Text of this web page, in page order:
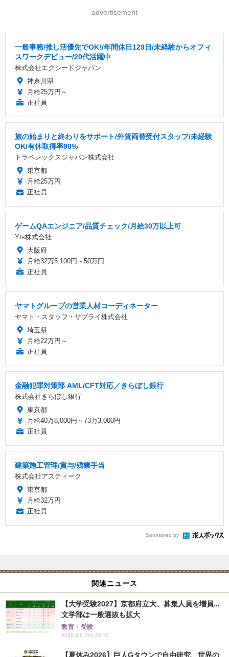
advertisement
一般事務/推し活優先でOK!/年間休日129日/未経験からオフィ
スワークデビュー/20代活躍中
株式会社エクシードジャパン
神奈川県
月給25万円～
正社員
旅の始まりと終わりをサポート/外貨両替受付スタッフ/未経験
OK/有休取得率90%
トラベレックスジャパン株式会社
東京都
月給25万円
正社員
ゲームQAエンジニア/品質チェック/月給30万以上可
Yts株式会社
大阪府
月給32万5,100円～50万円
正社員
ヤマトグループの営業人材コーディネーター
ヤマト・スタッフ・サプライ株式会社
埼玉県
月給22万円～
正社員
金融犯罪対策部 AML/CFT対応／きらぼし銀行
株式会社きらぼし銀行
東京都
月給40万8,000円～73万3,000円
正社員
建築施工管理/賞与/残業手当
株式会社アスティーク
東京都
月給32万円
正社員
Sponsored by
関連ニュース
【大学受験2027】京都府立大、募集人員を増員...
文学部は一般選抜も拡大
教育・受験
2026.8.6 Thu 22:15
【夏休み2026】巨人Gタウンで自由研究、世界の